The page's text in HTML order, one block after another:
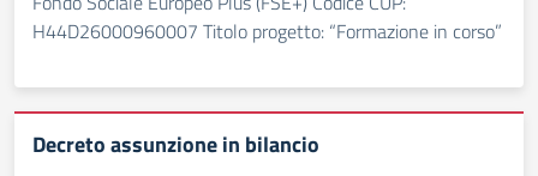
H44D26000960007 Titolo progetto: “Formazione in corso”
Decreto assunzione in bilancio